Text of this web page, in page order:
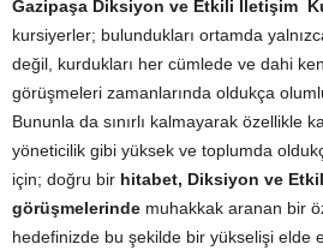
Gazipaşa Diksiyon ve Etkili İletişim
kursiyerler; bulundukları ortamda
değil, kurdukları her cümlede ve dahi
görüşmeleri zamanlarında oldukça
Bununla da sınırlı kalmayarak özellikle
yöneticilik gibi yüksek ve toplumda
için; doğru bir hitabet, Diksiyon ve
görüşmelerinde muhakkak aranan bir
hedefinizde bu şekilde bir yükselişi elde